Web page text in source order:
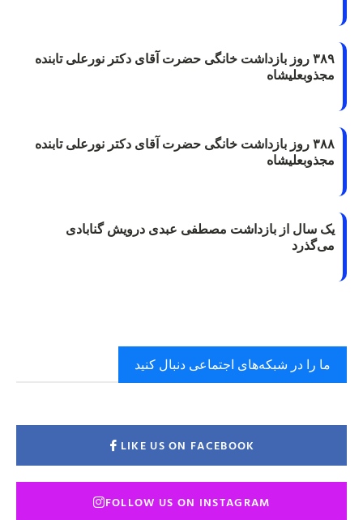
۳۸۹ روز بازداشت خانگی حضرت آقای دکتر نورعلی تابنده
مجذوبعلیشاه
۳۸۸ روز بازداشت خانگی حضرت آقای دکتر نورعلی تابنده
مجذوبعلیشاه
یک سال از بازداشت مصطفی عبدی درویش گنابادی
می‌گذرد
ما را در شبکه‌های اجتماعی دنبال کنید
LIKE US ON FACEBOOK
FOLLOW US ON INSTAGRAM